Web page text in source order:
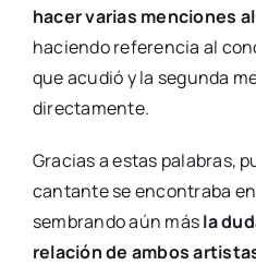
hacer varias menciones
haciendo referencia al
que acudió y la segunda
directamente.
Gracias a estas palabras,
cantante se encontraba
sembrando aún másla
relación de ambos